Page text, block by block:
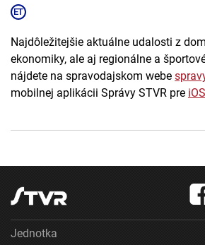
Najdôležitejšie aktuálne udalosti z
ekonomiky, ale aj regionálne a
nájdete na spravodajskom webe
mobilnej aplikácii Správy STVR pre iOS
Jednotka